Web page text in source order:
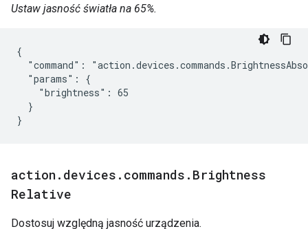
Ustaw jasność światła na 65%.
{
"command":
  "params": {
    "brightness": 65
  }
}
action . devices . commands . Brightness
Relative
Dostosuj względną jasność urządzenia.